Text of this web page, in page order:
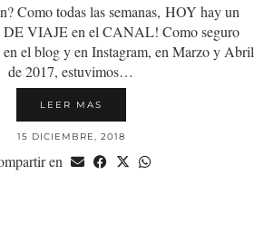
Como todas las semanas, HOY hay un
VIAJE en el CANAL! Como seguro
en el blog y en Instagram, en Marzo y Abril
de 2017, estuvimos…
LEER MAS
15 DICIEMBRE, 2018
en